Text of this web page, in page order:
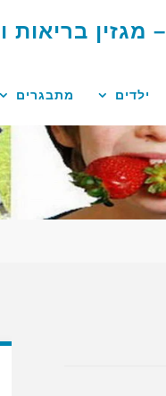
– מגזין בריאות ו
ילדים מתבגרים